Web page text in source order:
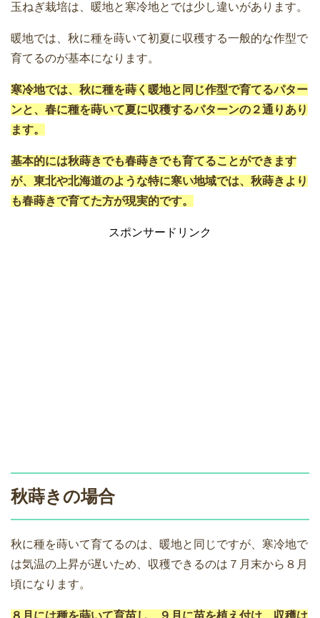
玉ねぎ栽培は、暖地と寒冷地とでは少し違いがあります。
暖地では、秋に種を蒔いて初夏に収穫する一般的な作型で
育てるのが基本になります。
寒冷地では、秋に種を蒔く暖地と同じ作型で育てるパター
ンと、春に種を蒔いて夏に収穫するパターンの２通りあり
ます。
基本的には秋蒔きでも春蒔きでも育てることができます
が、東北や北海道のような特に寒い地域では、秋蒔きより
も春蒔きで育てた方が現実的です。
スポンサードリンク
秋蒔きの場合
秋に種を蒔いて育てるのは、暖地と同じですが、寒冷地で
は気温の上昇が遅いため、収穫できるのは７月末から８月
頃になります。